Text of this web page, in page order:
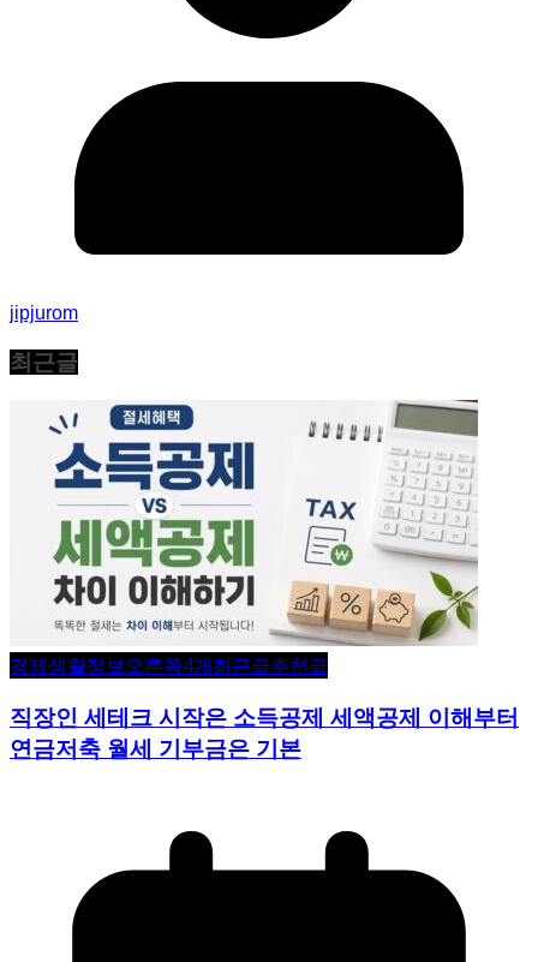
jipjurom
최근글
경제생활정보오른쪽4개최근글추천글
직장인 세테크 시작은 소득공제 세액공제 이해부터
연금저축 월세 기부금은 기본